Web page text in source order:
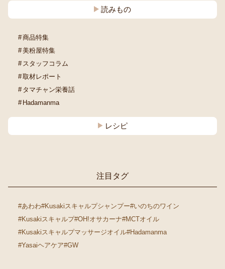
読みもの
商品特集
美粉屋特集
スタッフコラム
取材レポート
タマチャン栄養話
Hadamanma
レシピ
注目タグ
#あわわ#Kusakiスキャルプシャンプー#いのちのワイン
#Kusakiスキャルプ#OH!オサカーナ#MCTオイル
#Kusakiスキャルプマッサージオイル#Hadamanma
#Yasaiヘアケア#GW